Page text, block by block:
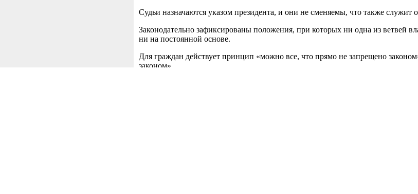
Судьи назначаются указом президента, и они не сменяемы, что также служит
Законодательно зафиксированы положения, при которых ни одна из ветвей
ни на постоянной основе.
Для граждан действует принцип «можно все, что прямо не запрещено
законом».